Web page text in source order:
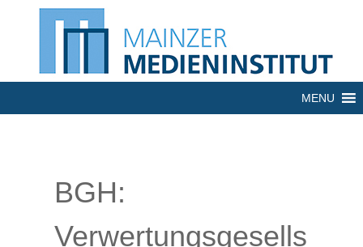
MENU
BGH:
Verwertungsgesells